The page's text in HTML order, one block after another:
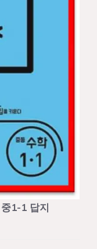
1-1 답지